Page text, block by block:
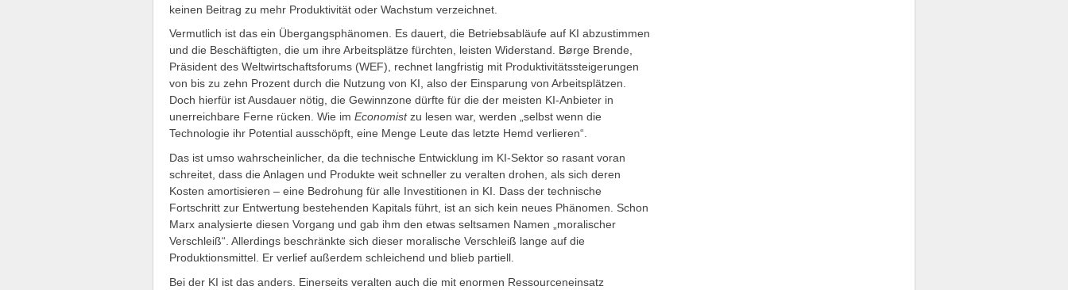
keinen Beitrag zu mehr Produktivität oder Wachstum verzeichnet.
Vermutlich ist das ein Übergangsphänomen. Es dauert, die Betriebsabläufe auf KI abzustimmen
und die Beschäftigten, die um ihre Arbeitsplätze fürchten, leisten Widerstand. Børge Brende,
Präsident des Weltwirtschaftsforums (WEF), rechnet langfristig mit Produktivitätssteigerungen
von bis zu zehn Prozent durch die Nutzung von KI, also der Einsparung von Arbeitsplätzen.
Doch hierfür ist Ausdauer nötig, die Gewinnzone dürfte für die der meisten KI-Anbieter in
unerreichbare Ferne rücken. Wie im Economistzu lesen war, werden „selbst wenn die
Technologie ihr Potential ausschöpft, eine Menge Leute das letzte Hemd verlieren“.
Das ist umso wahrscheinlicher, da die technische Entwicklung im KI-Sektor so rasant voran
schreitet, dass die Anlagen und Produkte weit schneller zu veralten drohen, als sich deren
Kosten amortisieren – eine Bedrohung für alle Investitionen in KI. Dass der technische
Fortschritt zur Entwertung bestehenden Kapitals führt, ist an sich kein neues Phänomen. Schon
Marx analysierte diesen Vorgang und gab ihm den etwas seltsamen Namen „moralischer
Verschleiß“. Allerdings beschränkte sich dieser moralische Verschleiß lange auf die
Produktionsmittel. Er verlief außerdem schleichend und blieb partiell.
Bei der KI ist das anders. Einerseits veralten auch die mit enormen Ressourceneinsatz